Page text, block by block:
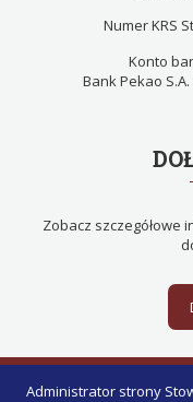
Numer KRS
Konto
Bank Pekao
Zobacz szczegółowe
Administrator strony